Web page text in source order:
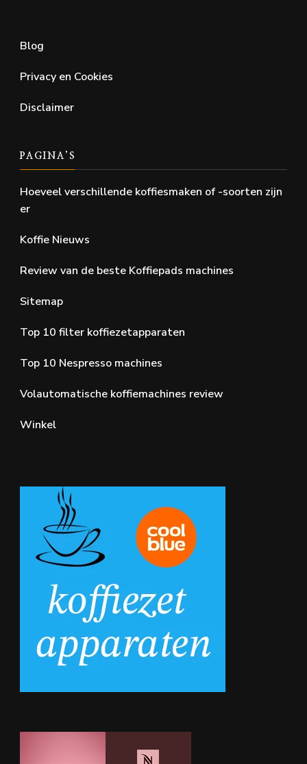
Blog
Privacy en Cookies
Disclaimer
PAGINA’S
Hoeveel verschillende koffiesmaken of -soorten zijn
er
Koffie Nieuws
Review van de beste Koffiepads machines
Sitemap
Top 10 filter koffiezetapparaten
Top 10 Nespresso machines
Volautomatische koffiemachines review
Winkel